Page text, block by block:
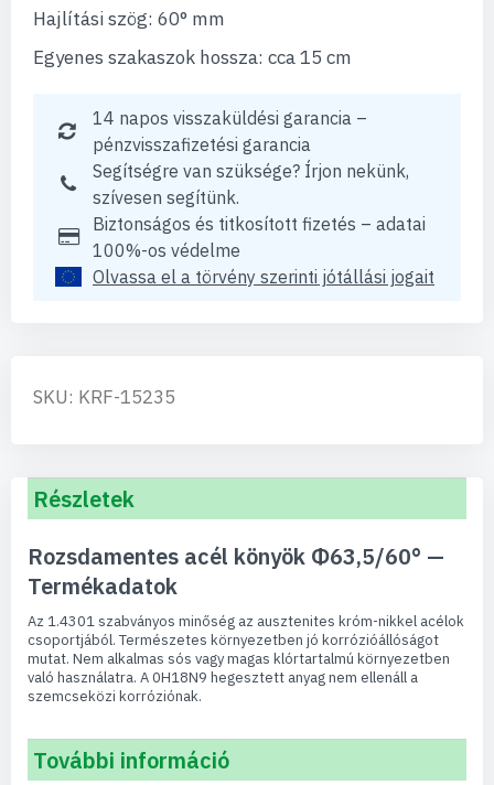
Hajlítási szög: 60° mm
Egyenes szakaszok hossza: cca 15 cm
14 napos visszaküldési garancia –
pénzvisszafizetési garancia
Segítségre van szüksége? Írjon nekünk,
szívesen segítünk.
Biztonságos és titkosított fizetés – adatai
100%-os védelme
Olvassa el a törvény szerinti jótállási jogait
SKU: KRF-15235
Részletek
Rozsdamentes acél könyök Φ63,5/60° —
Termékadatok
Az 1.4301 szabványos minőség az ausztenites króm-nikkel acélok
csoportjából. Természetes környezetben jó korrózióállóságot
mutat. Nem alkalmas sós vagy magas klórtartalmú környezetben
való használatra. A 0H18N9 hegesztett anyag nem ellenáll a
szemcseközi korróziónak.
További információ